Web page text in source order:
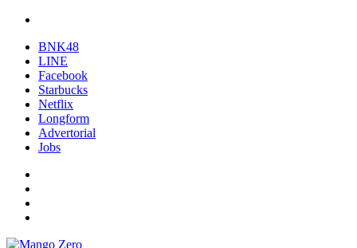
BNK48
LINE
Facebook
Starbucks
Netflix
Longform
Advertorial
Jobs